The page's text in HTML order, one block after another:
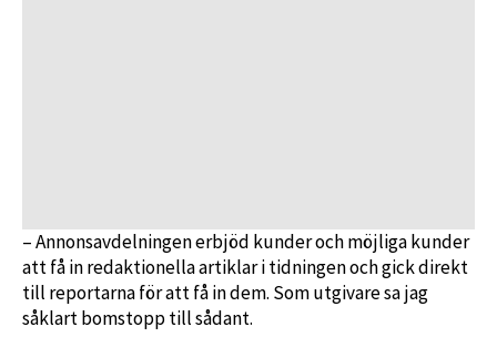
– Annonsavdelningen erbjöd kunder och möjliga kunder
att få in redaktionella artiklar i tidningen och gick direkt
till reportarna för att få in dem. Som utgivare sa jag
såklart bomstopp till sådant.